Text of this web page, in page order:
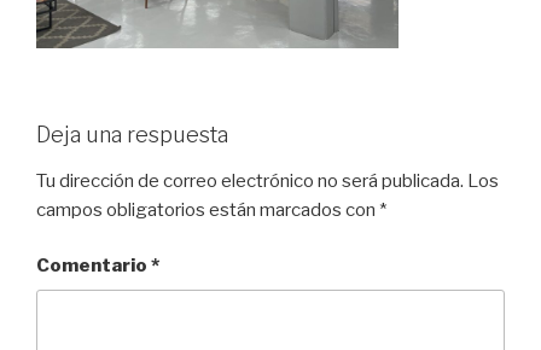
Deja una respuesta
Tu dirección de correo electrónico no será publicada. Los
campos obligatorios están marcados con *
Comentario *